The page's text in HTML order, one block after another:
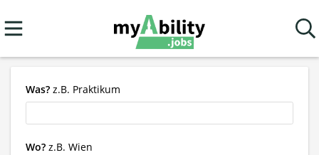
Was? z.B. Praktikum
Wo? z.B. Wien